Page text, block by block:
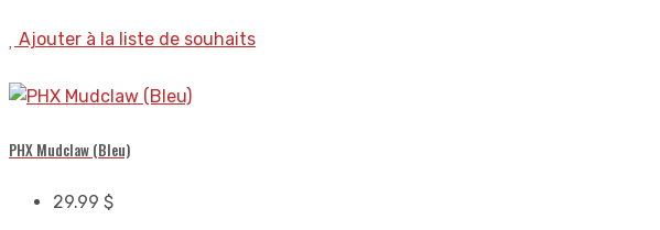
Ajouter à la liste de souhaits
PHX Mudclaw (Bleu)
29.99 $